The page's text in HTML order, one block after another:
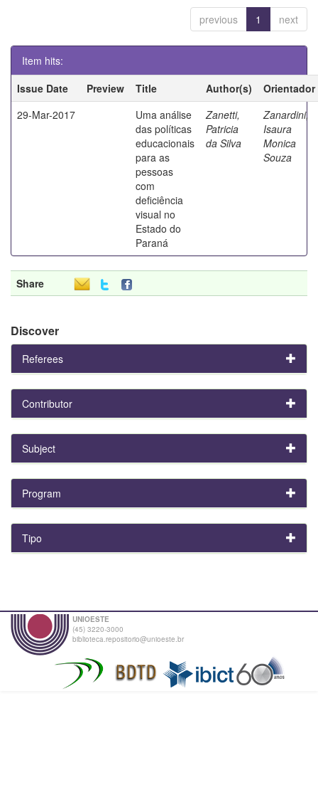
previous 1 next
Item hits:
Issue Date
Preview Title Author(s)
Orientador
29-Mar-2017
Uma análise
das políticas
educacionais
para as
pessoas
com
deficiência
visual no
Estado do
Paraná
Zanetti,
Patricia
da Silva
Zanardini,
Isaura
Monica
Souza
Share
Discover
Referees
Contributor
Subject
Program
Tipo
UNIOESTE
(45) 3220-3000
biblioteca.repositorio@unioeste.br